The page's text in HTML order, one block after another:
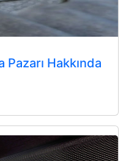
Hakkında